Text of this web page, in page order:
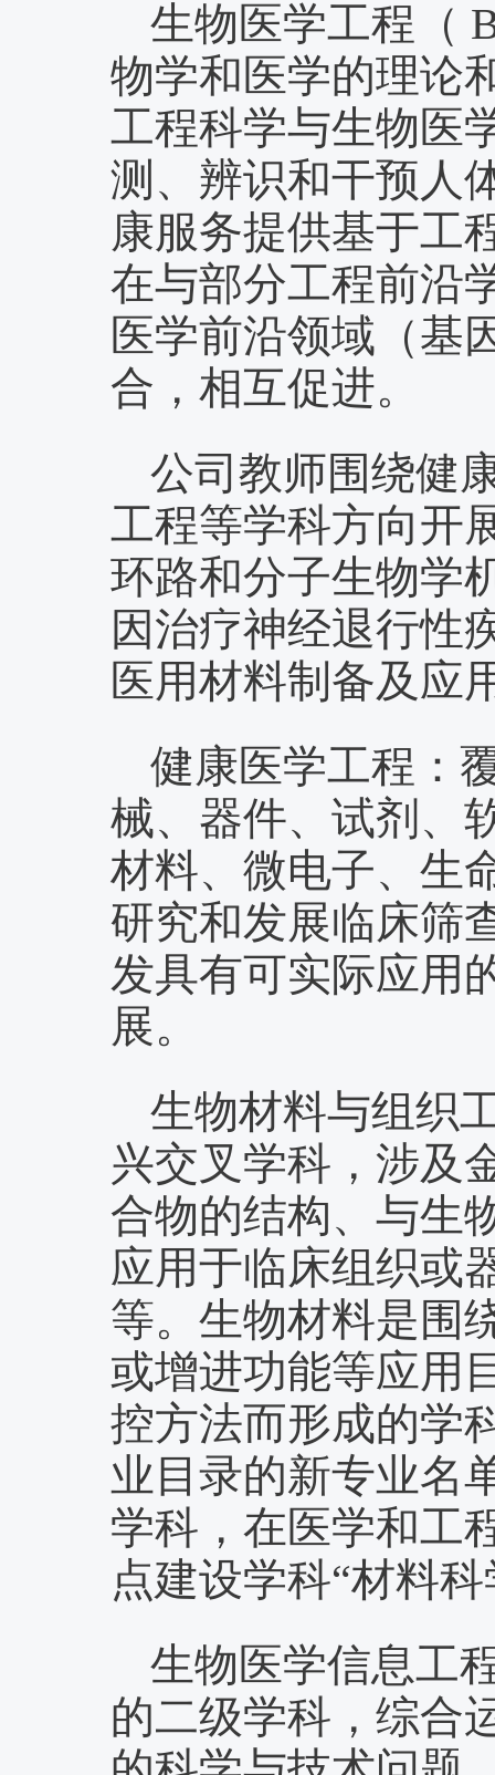
生物医学工程（
物学和医学的理论
工程科学与生物医
测、辨识和干预人
康服务提供基于工
在与部分工程前沿
医学前沿领域（基
合，相互促进。
公司教师围绕健
工程等学科方向开
环路和分子生物学
因治疗神经退行性
医用材料制备及应
健康医学工程：
械、器件、试剂、
材料、微电子、生
研究和发展临床筛
发具有可实际应用
展。
生物材料与组织
兴交叉学科，涉及
合物的结构、与生
应用于临床组织或
等。生物材料是围
或增进功能等应用
控方法而形成的学
业目录的新专业名
学科，在医学和工
点建设学科“材料
生物医学信息工
的二级学科，综合